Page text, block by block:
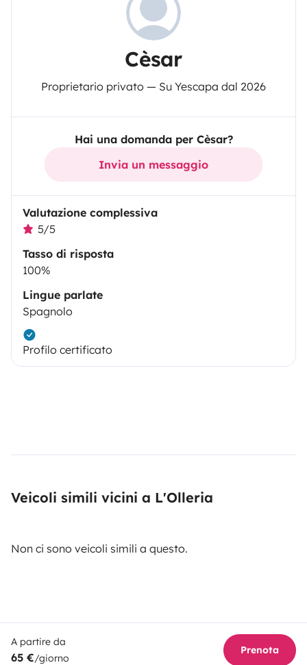
Cèsar
Proprietario privato — Su Yescapa dal 2026
Hai una domanda per Cèsar?
Invia un messaggio
Valutazione complessiva
5/5
Tasso di risposta
100%
Lingue parlate
Spagnolo
Profilo certificato
Veicoli simili vicini a L'Olleria
Non ci sono veicoli simili a questo.
A partire da
65 €/giorno
Prenota